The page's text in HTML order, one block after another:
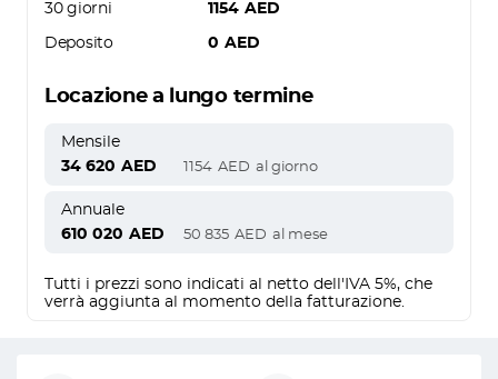
30 giorni 1154 AED
Deposito 0 AED
Locazione a lungo termine
Mensile
34 620 AED 1154 AED al giorno
Annuale
610 020 AED 50 835 AED al mese
Tutti i prezzi sono indicati al netto dell'IVA 5%, che
verrà aggiunta al momento della fatturazione.